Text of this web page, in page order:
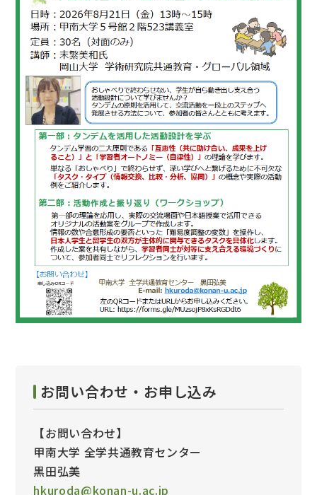
お問い合わせ・お申し込み
【お問い合わせ】
甲南大学 全学共通教育センター
黒田弘美
hkuroda@konan-u.ac.jp